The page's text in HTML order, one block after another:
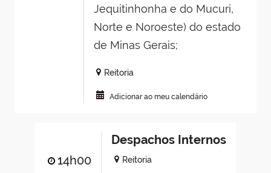
Jequitinhonha e do Mucuri,
Norte e Noroeste) do estado
de Minas Gerais;
Reitoria
Adicionar ao meu calendário
14h00
Despachos Internos
Reitoria